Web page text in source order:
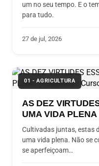
um no seu tempo. E o
para tudo.
27 de jul, 2026
01 - AGRICULTURA
AS DEZ
UMA VIDA
Cultivadas juntas, estas
uma vida plena. Não se
se aperfeiçoam…